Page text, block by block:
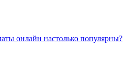
онлайн настолько популярны?